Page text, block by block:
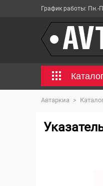
График работы: Пн.-
Автаркиа >